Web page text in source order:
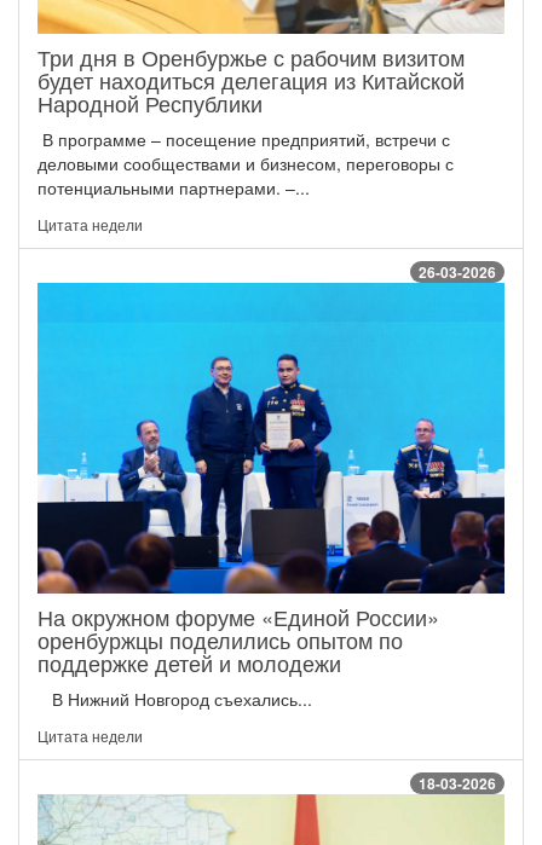
Три дня в Оренбуржье с рабочим визитом
будет находиться делегация из Китайской
Народной Республики
В программе – посещение предприятий, встречи с
деловыми сообществами и бизнесом, переговоры с
потенциальными партнерами. –...
Цитата недели
26-03-2026
На окружном форуме «Единой России»
оренбуржцы поделились опытом по
поддержке детей и молодежи
В Нижний Новгород съехались...
Цитата недели
18-03-2026